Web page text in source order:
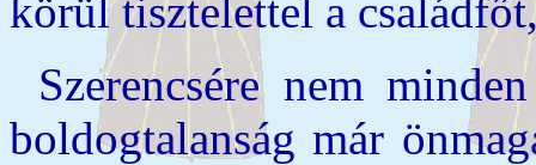
körül tisztelettel a
Szerencsére nem
boldogtalanság már